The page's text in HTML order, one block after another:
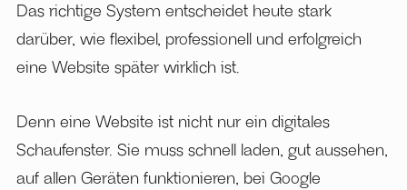
Das richtige System entscheidet heute stark
darüber, wie flexibel, professionell und erfolgreich
eine Website später wirklich ist.
Denn eine Website ist nicht nur ein digitales
Schaufenster. Sie muss schnell laden, gut aussehen,
auf allen Geräten funktionieren, bei Google